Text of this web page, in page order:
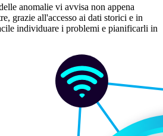
anomalie vi avvisa non appena
grazie all'accesso ai dati storici e in
individuare i problemi e pianificarli in